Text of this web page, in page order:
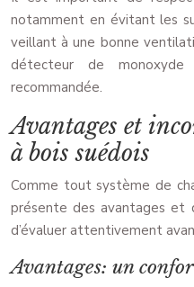
notamment en évitant les
veillant à une bonne
détecteur de
recommandée.
Avantages et
à bois suédois
Comme tout système de
présente des avantages et
d’évaluer attentivement
Avantages: un